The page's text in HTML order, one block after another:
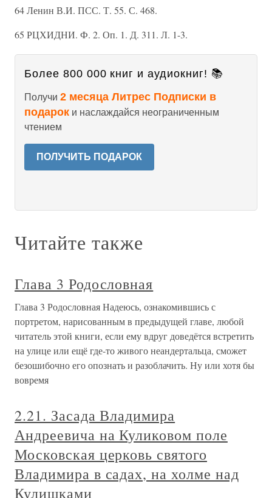
64 Ленин В.И. ПСС. Т. 55. С. 468.
65 РЦХИДНИ. Ф. 2. Оп. 1. Д. 311. Л. 1-3.
Более 800 000 книг и аудиокниг! 📚
Получи 2 месяца Литрес Подписки в
подарок и наслаждайся неограниченным
чтением
ПОЛУЧИТЬ ПОДАРОК
Читайте также
Глава 3 Родословная
Глава 3 Родословная Надеюсь, ознакомившись с
портретом, нарисованным в предыдущей главе, любой
читатель этой книги, если ему вдруг доведётся встретить
на улице или ещё где-то живого неандертальца, сможет
безошибочно его опознать и разоблачить. Ну или хотя бы
вовремя
2.21. Засада Владимира
Андреевича на Куликовом поле
Московская церковь святого
Владимира в садах, на холме над
Кулишками